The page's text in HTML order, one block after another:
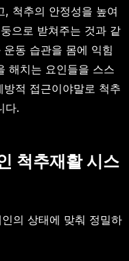
, 척추의 안정성을 높여
으로 받쳐주는 것과 같
동 습관을 몸에 익힘
해치는 요인들을 스스
적 접근이야말로 척추
다.
척추재활 시스
의 상태에 맞춰 정밀하